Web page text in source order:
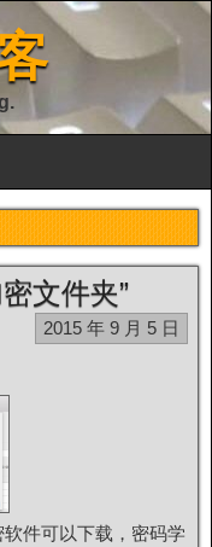
文件夹”
2015 年 9 月 5 日
件可以下载，密码学